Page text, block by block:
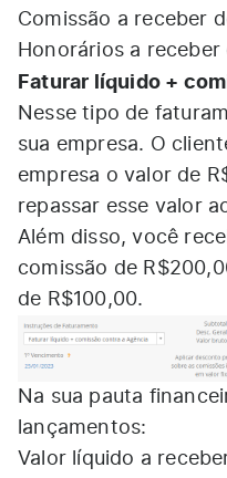
Comissão a receber
Honorários a receber
Faturar líquido +
Nesse tipo de
sua empresa. O
empresa o valor de
repassar esse valor
Além disso, você
comissão de
de R$100,00.
Na sua pauta
lançamentos:
Valor líquido a